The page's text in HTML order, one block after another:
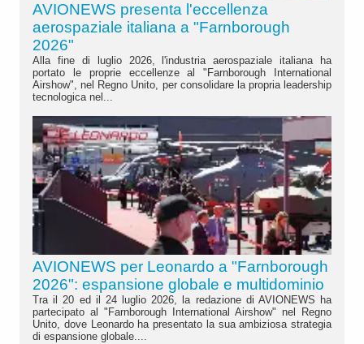
AVIONEWS presenta l'eccellenza
aerospaziale italiana a "Farnborough
2026"
Alla fine di luglio 2026, l'industria aerospaziale italiana ha
portato le proprie eccellenze al "Farnborough International
Airshow", nel Regno Unito, per consolidare la propria leadership
tecnologica nel...
AVIONEWS per Leonardo a "Farnborough
2026": espansione globale e multidominio
Tra il 20 ed il 24 luglio 2026, la redazione di AVIONEWS ha
partecipato al "Farnborough International Airshow" nel Regno
Unito, dove Leonardo ha presentato la sua ambiziosa strategia
di espansione globale....